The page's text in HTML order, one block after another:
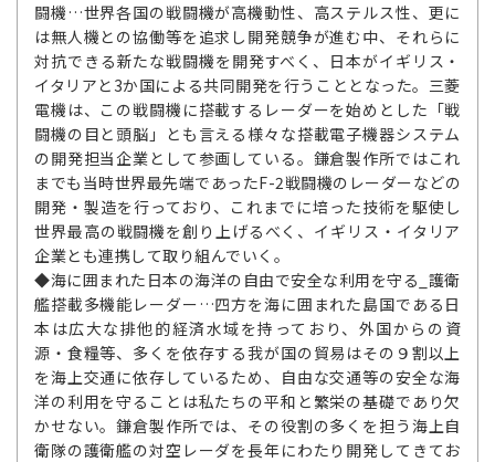
闘機…世界各国の戦闘機が高機動性、高ステルス性、更に
は無人機との協働等を追求し開発競争が進む中、それらに
対抗できる新たな戦闘機を開発すべく、日本がイギリス・
イタリアと3か国による共同開発を行うこととなった。三菱
電機は、この戦闘機に搭載するレーダーを始めとした「戦
闘機の目と頭脳」とも言える様々な搭載電子機器システム
の開発担当企業として参画している。鎌倉製作所ではこれ
までも当時世界最先端であったF-2戦闘機のレーダーなどの
開発・製造を行っており、これまでに培った技術を駆使し
世界最高の戦闘機を創り上げるべく、イギリス・イタリア
企業とも連携して取り組んでいく。
◆海に囲まれた日本の海洋の自由で安全な利用を守る_護衛
艦搭載多機能レーダー…四方を海に囲まれた島国である日
本は広大な排他的経済水域を持っており、外国からの資
源・食糧等、多くを依存する我が国の貿易はその９割以上
を海上交通に依存しているため、自由な交通等の安全な海
洋の利用を守ることは私たちの平和と繁栄の基礎であり欠
かせない。鎌倉製作所では、その役割の多くを担う海上自
衛隊の護衛艦の対空レーダを長年にわたり開発してきてお